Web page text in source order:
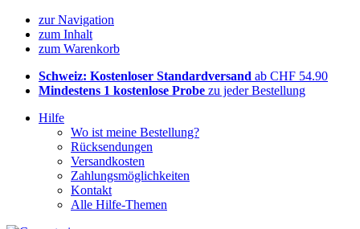
zur Navigation
zum Inhalt
zum Warenkorb
Schweiz: Kostenloser Standardversand ab CHF 54.90
Mindestens 1 kostenlose Probe zu jeder Bestellung
Hilfe
Wo ist meine Bestellung?
Rücksendungen
Versandkosten
Zahlungsmöglichkeiten
Kontakt
Alle Hilfe-Themen